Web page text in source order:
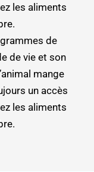
les aliments
de
de vie et son
mange
un accès
les aliments